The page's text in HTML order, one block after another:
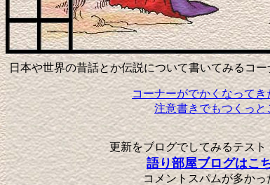
日本や世界の昔話とか伝説について書いてみるコ
コーナーがでかくなってき
注意書きでもつくっと
更新をブログでしてみるテスト
語り部屋ブログはこ
コメントスパムが多かっ